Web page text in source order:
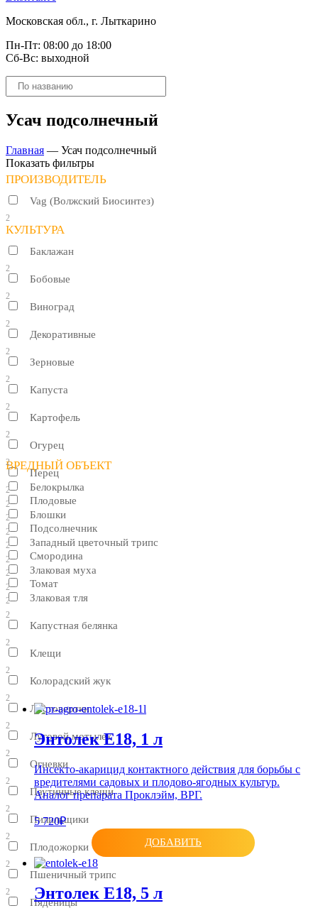
Московская обл., г. Лыткарино
Пн-Пт: 08:00 до 18:00
Сб-Вс: выходной
Поиск
товаров
Усач подсолнечный
Главная — Усач подсолнечный
Показать фильтры
ПРОИЗВОДИТЕЛЬ
Vag (Волжский Биосинтез)
2
КУЛЬТУРА
Баклажан
2
Бобовые
2
Виноград
2
Декоративные
2
Зерновые
2
Капуста
2
Картофель
2
Огурец
2
Перец
2
Плодовые
2
Подсолнечник
2
Смородина
2
Томат
2
ВРЕДНЫЙ ОБЪЕКТ
Белокрылка
2
Блошки
2
Западный цветочный трипс
2
Злаковая муха
2
Злаковая тля
2
Капустная белянка
2
Клещи
2
Колорадский жук
2
Листовертки
2
Луговой мотылек
2
Огневки
2
Паутинные клещи
2
Пилильщики
2
Плодожорки
2
Пшеничный трипс
2
Пяденицы
Энтолек Е18, 1 л
Инсекто-акарицид контактного действия для борьбы с
вредителями садовых и плодово-ягодных культур.
Аналог препарата Проклэйм, ВРГ.
5 720₽
ДОБАВИТЬ
Энтолек Е18, 5 л